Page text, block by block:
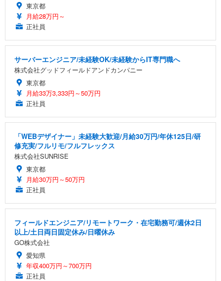
東京都
月給28万円～
正社員
サーバーエンジニア/未経験OK/未経験からIT専門職へ
株式会社グッドフィールドアンドカンパニー
東京都
月給33万3,333円～50万円
正社員
「WEBデザイナー」未経験大歓迎/月給30万円/年休125日/研
修充実/フルリモ/フルフレックス
株式会社SUNRISE
東京都
月給30万円～50万円
正社員
フィールドエンジニア/リモートワーク・在宅勤務可/週休2日
以上/土日両日固定休み/日曜休み
GO株式会社
愛知県
年収400万円～700万円
正社員